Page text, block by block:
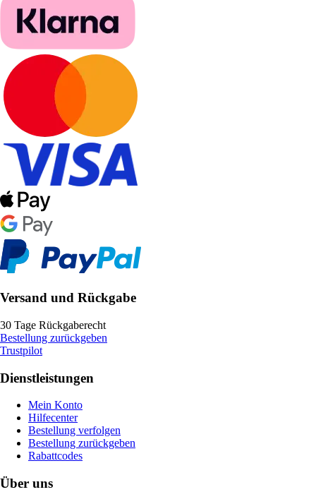
Versand und Rückgabe
30 Tage Rückgaberecht
Bestellung zurückgeben
Trustpilot
Dienstleistungen
Mein Konto
Hilfecenter
Bestellung verfolgen
Bestellung zurückgeben
Rabattcodes
Über uns